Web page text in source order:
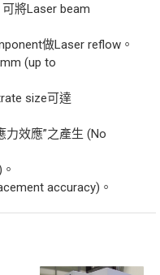
將Laser beam
做Laser reflow。
(up to
size可達
力效應”之產生 (No
accuracy)。